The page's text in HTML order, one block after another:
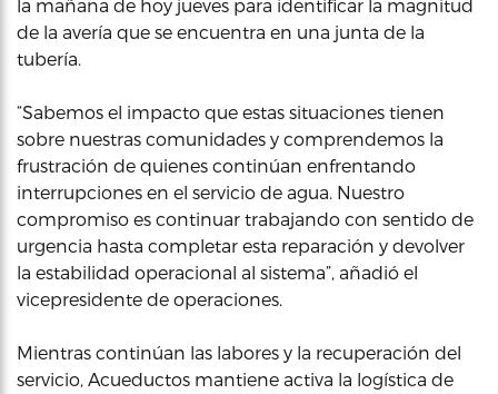
la mañana de hoy jueves para identificar la magnitud
de la avería que se encuentra en una junta de la
tubería.
“Sabemos el impacto que estas situaciones tienen
sobre nuestras comunidades y comprendemos la
frustración de quienes continúan enfrentando
interrupciones en el servicio de agua. Nuestro
compromiso es continuar trabajando con sentido de
urgencia hasta completar esta reparación y devolver
la estabilidad operacional al sistema”, añadió el
vicepresidente de operaciones.
Mientras continúan las labores y la recuperación del
servicio, Acueductos mantiene activa la logística de